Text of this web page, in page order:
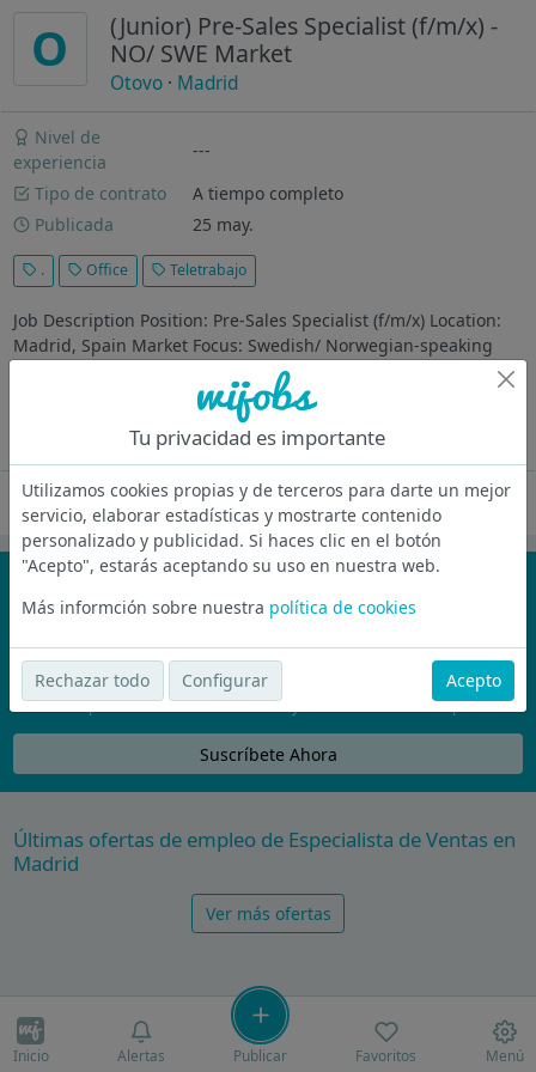
O
(Junior) Pre-Sales Specialist (f/m/x) -
NO/ SWE Market
Otovo · Madrid
Nivel de
experiencia
---
Tipo de contrato
A tiempo completo
Publicada
25 may.
. Office Teletrabajo
Job Description Position: Pre-Sales Specialist (f/m/x) Location:
Madrid, Spain Market Focus: Swedish/ Norwegian-speaking
customers About Otovo Otovo is an AI-Native home and
business energy services company in Europe and the United
Oferta desactivada
¡No te pierdas nada!
Únete a la comunidad de wijobs y recibe por email las mejores
ofertas de empleo
Nunca compartiremos tu email con nadie y no te vamos a enviar spam
Suscríbete Ahora
Últimas ofertas de empleo de Especialista de Ventas en
Madrid
Ver más ofertas
Inicio Alertas Publicar Favoritos Menú
Tu privacidad es importante
Utilizamos cookies propias y de terceros para darte un mejor
servicio, elaborar estadísticas y mostrarte contenido
personalizado y publicidad. Si haces clic en el botón
"Acepto", estarás aceptando su uso en nuestra web.
Más informción sobre nuestra política de cookies
Rechazar todo Configurar Acepto